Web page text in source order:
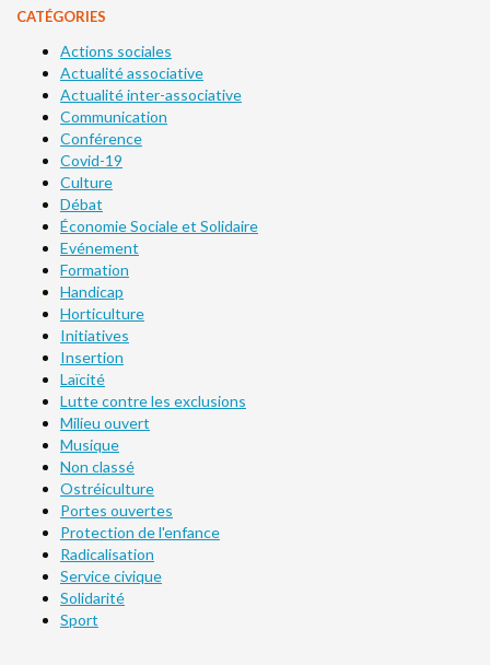
CATÉGORIES
Actions sociales
Actualité associative
Actualité inter-associative
Communication
Conférence
Covid-19
Culture
Débat
Économie Sociale et Solidaire
Evénement
Formation
Handicap
Horticulture
Initiatives
Insertion
Laïcité
Lutte contre les exclusions
Milieu ouvert
Musique
Non classé
Ostréiculture
Portes ouvertes
Protection de l'enfance
Radicalisation
Service civique
Solidarité
Sport